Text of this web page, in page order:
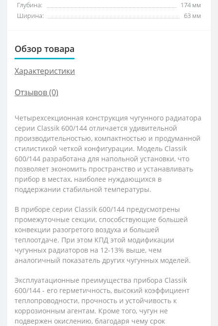
Глубина:
174 мм
Ширина:
63 мм
Обзор товара
Характеристики
Отзывов (0)
Четырехсекционная конструкция чугунного радиатора
серии Сlassik 600/144 отличается удивительной
производительностью, компактностью и продуманной
стилистикой четкой конфигурации. Модель Сlassik
600/144 разработана для напольной установки, что
позволяет экономить пространство и устанавливать
прибор в местах, наиболее нуждающихся в
поддержании стабильной температуры.
В приборе серии Сlassik 600/144 предусмотрены
промежуточные секции, способствующие большей
конвекции разогретого воздуха и большей
теплоотдаче. При этом КПД этой модификации
чугунных радиаторов на 12-13% выше, чем
аналогичный показатель других чугунных моделей.
Эксплуатационные преимущества прибора Сlassik
600/144 - его герметичность, высокий коэффициент
теплопроводности, прочность и устойчивость к
коррозионным агентам. Кроме того, чугун не
подвержен окислению, благодаря чему срок